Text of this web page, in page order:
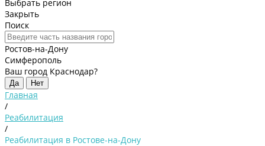
Выбрать регион
Закрыть
Поиск
Ростов-на-Дону
Симферополь
Ваш город Краснодар?
Да Нет
Главная
/
Реабилитация
/
Реабилитация в Ростове-на-Дону